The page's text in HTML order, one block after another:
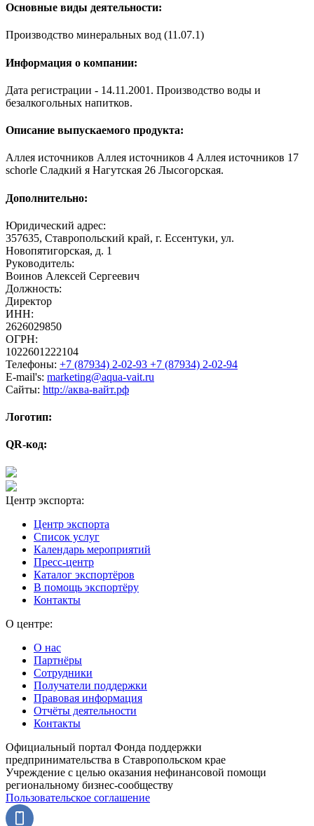
Основные виды деятельности:
Производство минеральных вод (11.07.1)
Информация о компании:
Дата регистрации - 14.11.2001. Производство воды и
безалкогольных напитков.
Описание выпускаемого продукта:
Аллея источников Аллея источников 4 Аллея источников 17
schorle Сладкий я Нагутская 26 Лысогорская.
Дополнительно:
Юридический адрес:
357635, Ставропольский край, г. Ессентуки, ул.
Новопятигорская, д. 1
Руководитель:
Воинов Алексей Сергеевич
Должность:
Директор
ИНН:
2626029850
ОГРН:
1022601222104
Телефоны: +7 (87934) 2-02-93 +7 (87934) 2-02-94
E-mail's: marketing@aqua-vait.ru
Сайты: http://аква-вайт.рф
Логотип:
QR-код:
Центр экспорта:
Центр экспорта
Список услуг
Календарь мероприятий
Пресс-центр
Каталог экспортёров
В помощь экспортёру
Контакты
О центре:
О нас
Партнёры
Сотрудники
Получатели поддержки
Правовая информация
Отчёты деятельности
Контакты
Официальный портал Фонда поддержки
предпринимательства в Ставропольском крае
Учреждение с целью оказания нефинансовой помощи
региональному бизнес-сообществу
Пользовательское соглашение